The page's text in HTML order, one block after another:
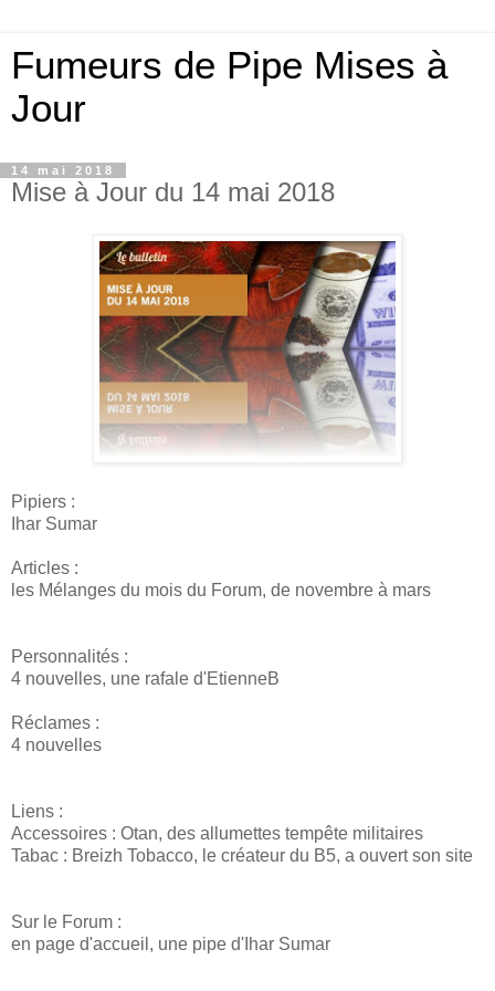
Fumeurs de Pipe Mises à
Jour
14 mai 2018
Mise à Jour du 14 mai 2018
Pipiers :
Ihar Sumar
Articles :
les Mélanges du mois du Forum, de novembre à mars
Personnalités :
4 nouvelles, une rafale d'EtienneB
Réclames :
4 nouvelles
Liens :
Accessoires : Otan, des allumettes tempête militaires
Tabac : Breizh Tobacco, le créateur du B5, a ouvert son site
Sur le Forum :
en page d'accueil, une pipe d'Ihar Sumar